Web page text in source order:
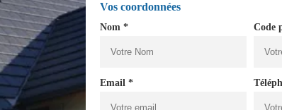
Vos coordonnées
Nom * Code
Email *